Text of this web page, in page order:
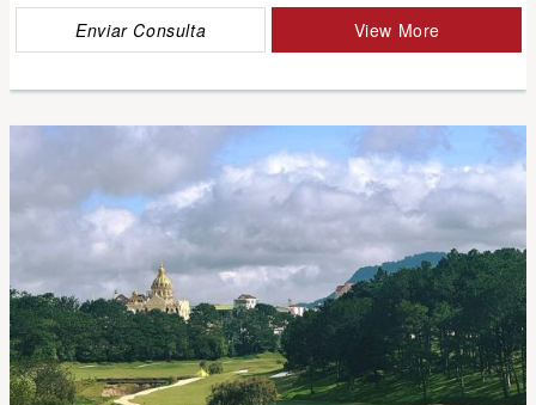
Enviar Consulta View More